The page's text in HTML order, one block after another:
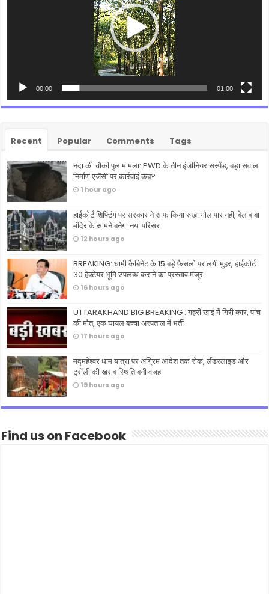
00:00 01:00
Recent Popular Comments Tags
नंदा की चौकी पुल मामला: PWD के तीन इंजीनियर सस्पेंड, बड़ा सवाल
निर्माण एजेंसी पर कार्रवाई कब?
1 hour ago
हाईकोर्ट शिफ्टिंग पर सरकार ने साफ किया रुख: गौलापार नहीं, बेल बाबा
मंदिर के सामने बनेगा नया परिसर
12 hours ago
BREAKING: धामी कैबिनेट के 15 बड़े फैसलों पर लगी मुहर, हाईकोर्ट
30 हेक्टेयर भूमि उपलब्ध कराने का प्रस्ताव मंजूर
16 hours ago
UTTARAKHAND BIG BREAKING : गहरी खाई में गिरी कार, पांच
की मौत, एक घायल बच्चा अस्पताल में भर्ती
17 hours ago
मद्महेश्वर धाम यात्रा पर अग्रिम आदेश तक रोक, लैंडस्लाइड और
ट्रॉली की खराब स्थिति बनी वजह
19 hours ago
Find us on Facebook